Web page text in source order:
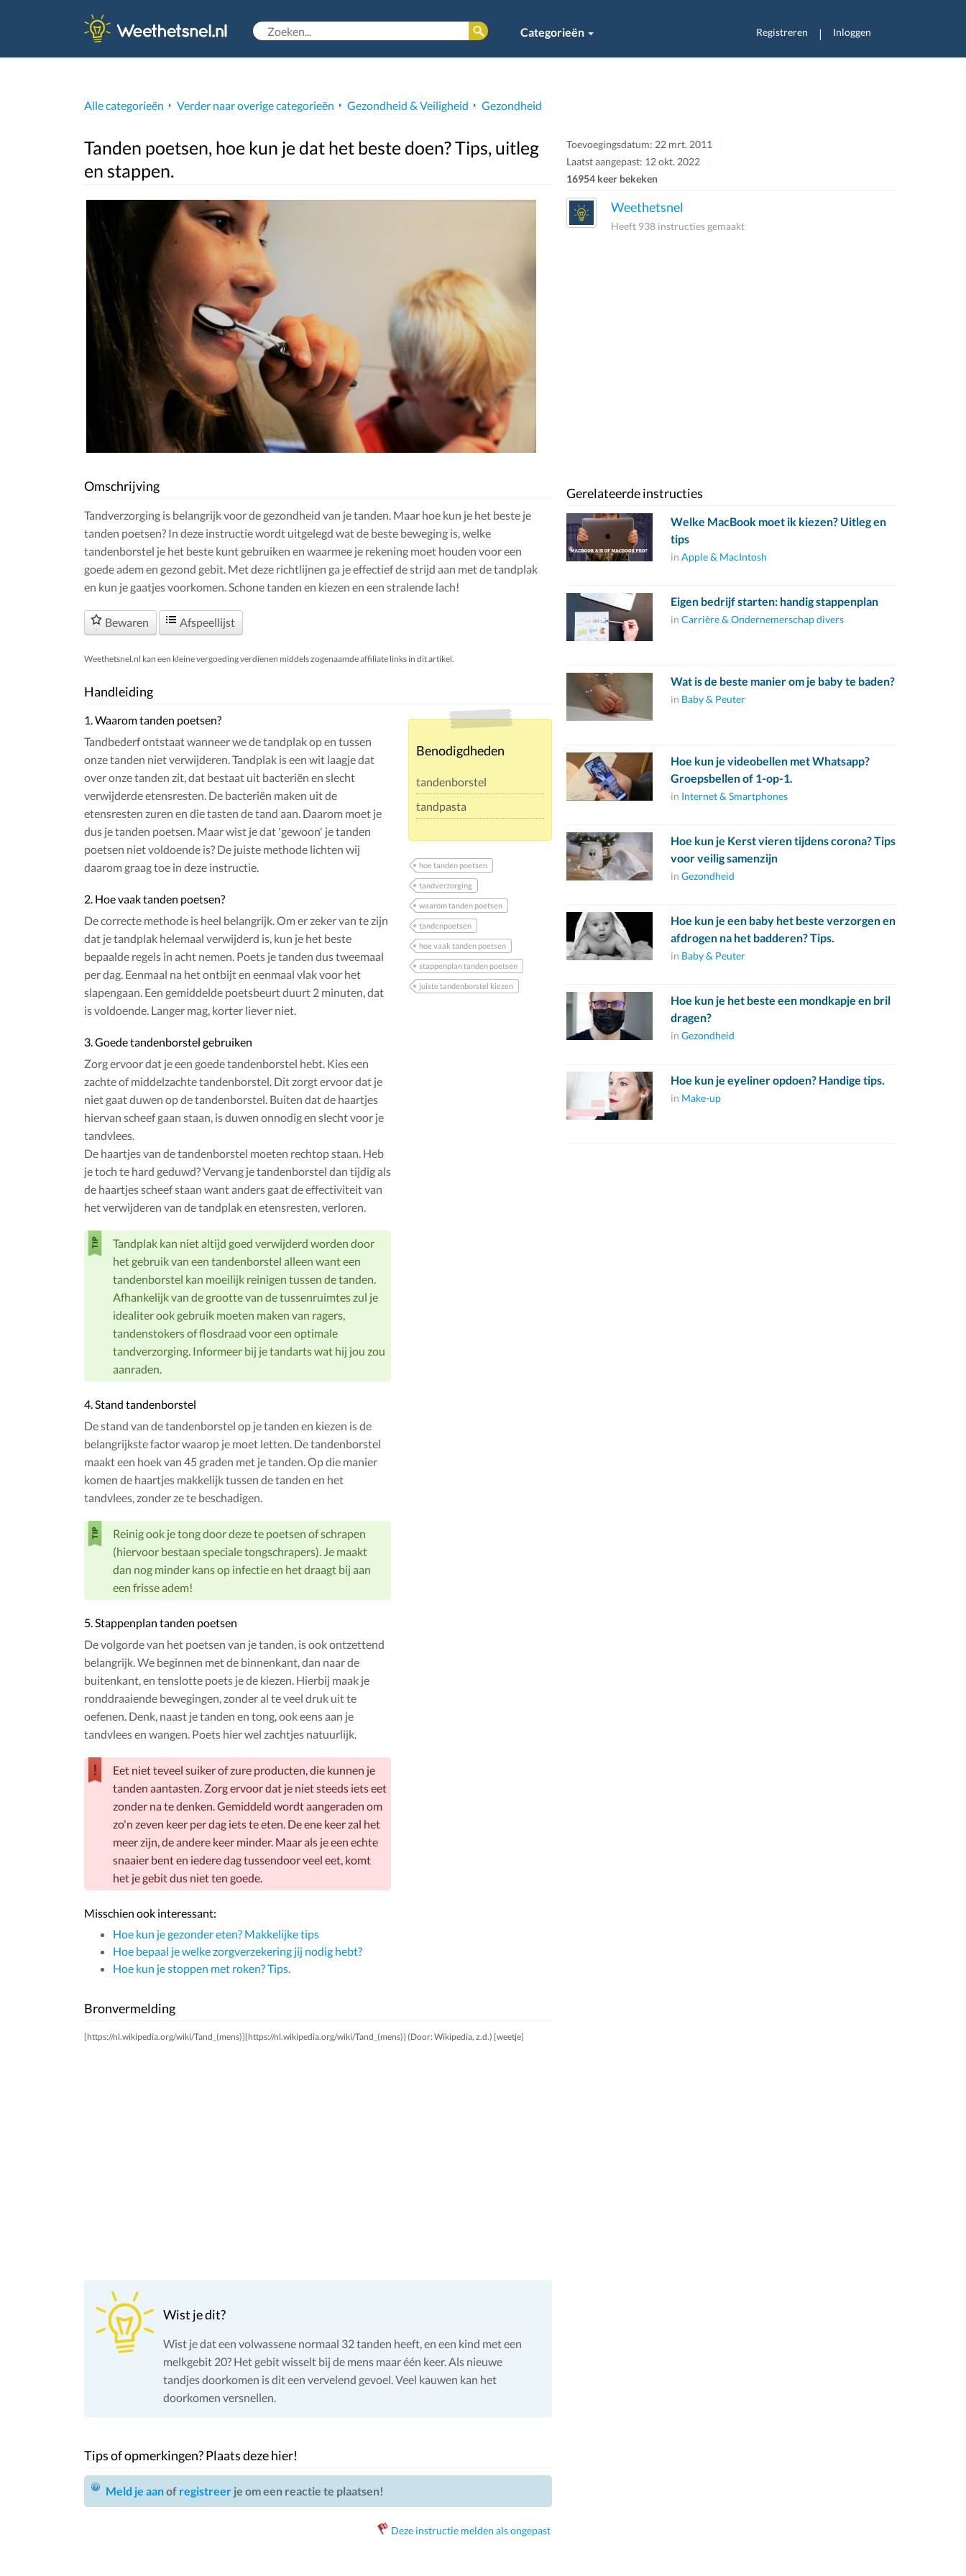
Categorieën Registreren | Inloggen
Alle categorieën Verder naar overige categorieën Gezondheid & Veiligheid Gezondheid
Tanden poetsen, hoe kun je dat het beste doen? Tips, uitleg
en stappen.
Toevoegingsdatum: 22 mrt. 2011
Laatst aangepast: 12 okt. 2022
16954 keer bekeken
Omschrijving
Tandverzorging is belangrijk voor de gezondheid van je tanden. Maar hoe kun je het beste je
tanden poetsen? In deze instructie wordt uitgelegd wat de beste beweging is, welke
tandenborstel je het beste kunt gebruiken en waarmee je rekening moet houden voor een
goede adem en gezond gebit. Met deze richtlijnen ga je effectief de strijd aan met de tandplak
en kun je gaatjes voorkomen. Schone tanden en kiezen en een stralende lach!
Bewaren Afspeellijst
Weethetsnel.nl kan een kleine vergoeding verdienen middels zogenaamde affiliate links in dit artikel.
Handleiding
Benodigdheden
tandenborstel
tandpasta
hoe tanden poetsen
tandverzorging
waarom tanden poetsen
tandenpoetsen
hoe vaak tanden poetsen
stappenplan tanden poetsen
juiste tandenborstel kiezen
1. Waarom tanden poetsen?
Tandbederf ontstaat wanneer we de tandplak op en tussen
onze tanden niet verwijderen. Tandplak is een wit laagje dat
over onze tanden zit, dat bestaat uit bacteriën en slecht
verwijderde etensresten. De bacteriën maken uit de
etensresten zuren en die tasten de tand aan. Daarom moet je
dus je tanden poetsen. Maar wist je dat 'gewoon' je tanden
poetsen niet voldoende is? De juiste methode lichten wij
daarom graag toe in deze instructie.
2. Hoe vaak tanden poetsen?
De correcte methode is heel belangrijk. Om er zeker van te zijn
dat je tandplak helemaal verwijderd is, kun je het beste
bepaalde regels in acht nemen. Poets je tanden dus tweemaal
per dag. Eenmaal na het ontbijt en eenmaal vlak voor het
slapengaan. Een gemiddelde poetsbeurt duurt 2 minuten, dat
is voldoende. Langer mag, korter liever niet.
3. Goede tandenborstel gebruiken
Zorg ervoor dat je een goede tandenborstel hebt. Kies een
zachte of middelzachte tandenborstel. Dit zorgt ervoor dat je
niet gaat duwen op de tandenborstel. Buiten dat de haartjes
hiervan scheef gaan staan, is duwen onnodig en slecht voor je
tandvlees.
De haartjes van de tandenborstel moeten rechtop staan. Heb
je toch te hard geduwd? Vervang je tandenborstel dan tijdig als
de haartjes scheef staan want anders gaat de effectiviteit van
het verwijderen van de tandplak en etensresten, verloren.
Tandplak kan niet altijd goed verwijderd worden door
het gebruik van een tandenborstel alleen want een
tandenborstel kan moeilijk reinigen tussen de tanden.
Afhankelijk van de grootte van de tussenruimtes zul je
idealiter ook gebruik moeten maken van ragers,
tandenstokers of flosdraad voor een optimale
tandverzorging. Informeer bij je tandarts wat hij jou zou
aanraden.
4. Stand tandenborstel
De stand van de tandenborstel op je tanden en kiezen is de
belangrijkste factor waarop je moet letten. De tandenborstel
maakt een hoek van 45 graden met je tanden. Op die manier
komen de haartjes makkelijk tussen de tanden en het
tandvlees, zonder ze te beschadigen.
Reinig ook je tong door deze te poetsen of schrapen
(hiervoor bestaan speciale tongschrapers). Je maakt
dan nog minder kans op infectie en het draagt bij aan
een frisse adem!
5. Stappenplan tanden poetsen
De volgorde van het poetsen van je tanden, is ook ontzettend
belangrijk. We beginnen met de binnenkant, dan naar de
buitenkant, en tenslotte poets je de kiezen. Hierbij maak je
ronddraaiende bewegingen, zonder al te veel druk uit te
oefenen. Denk, naast je tanden en tong, ook eens aan je
tandvlees en wangen. Poets hier wel zachtjes natuurlijk.
Eet niet teveel suiker of zure producten, die kunnen je
tanden aantasten. Zorg ervoor dat je niet steeds iets eet
zonder na te denken. Gemiddeld wordt aangeraden om
zo'n zeven keer per dag iets te eten. De ene keer zal het
meer zijn, de andere keer minder. Maar als je een echte
snaaier bent en iedere dag tussendoor veel eet, komt
het je gebit dus niet ten goede.
Misschien ook interessant:
Hoe kun je gezonder eten? Makkelijke tips
Hoe bepaal je welke zorgverzekering jij nodig hebt?
Hoe kun je stoppen met roken? Tips.
Bronvermelding
[https://nl.wikipedia.org/wiki/Tand_(mens)]{https://nl.wikipedia.org/wiki/Tand_(mens)} (Door: Wikipedia, z.d.) [weetje]
Wist je dit?
Wist je dat een volwassene normaal 32 tanden heeft, en een kind met een
melkgebit 20? Het gebit wisselt bij de mens maar één keer. Als nieuwe
tandjes doorkomen is dit een vervelend gevoel. Veel kauwen kan het
doorkomen versnellen.
Tips of opmerkingen? Plaats deze hier!
Meld je aanof registreer je om een reactie te plaatsen!
Deze instructie melden als ongepast
Weethetsnel
Heeft 938 instructies gemaakt
Gerelateerde instructies
Welke MacBook moet ik kiezen? Uitleg en
tips
in Apple & MacIntosh
Eigen bedrijf starten: handig stappenplan
in Carrière & Ondernemerschap divers
Wat is de beste manier om je baby te baden?
in Baby & Peuter
Hoe kun je videobellen met Whatsapp?
Groepsbellen of 1-op-1.
in Internet & Smartphones
Hoe kun je Kerst vieren tijdens corona? Tips
voor veilig samenzijn
in Gezondheid
Hoe kun je een baby het beste verzorgen en
afdrogen na het badderen? Tips.
in Baby & Peuter
Hoe kun je het beste een mondkapje en bril
dragen?
in Gezondheid
Hoe kun je eyeliner opdoen? Handige tips.
in Make-up